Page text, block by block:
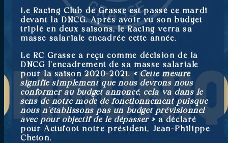
Le Racing Club de Grasse est passé ce mardi
devant la DNCG. Après avoir vu son budget
triplé en deux saisons, le Racing verra sa
masse salariale encadrée cette année.
Le RC Grasse a reçu comme décision de la
DNCG l’encadrement de sa masse salariale
pour la saison 2020-2021. « Cette mesure
signifie simplement que nous devrons nous
conformer au budget annoncé, cela va dans le
sens de notre mode de fonctionnement puisque
nous n’établissons pas un budget prévisionnel
avec pour objectif de le dépasser » a déclaré
pour Actufoot notre président, Jean-Philippe
Cheton.